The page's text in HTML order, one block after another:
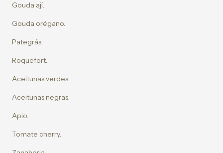
Gouda ají.
Gouda orégano.
Pategrás.
Roquefort.
Aceitunas verdes.
Aceitunas negras.
Apio.
Tomate cherry.